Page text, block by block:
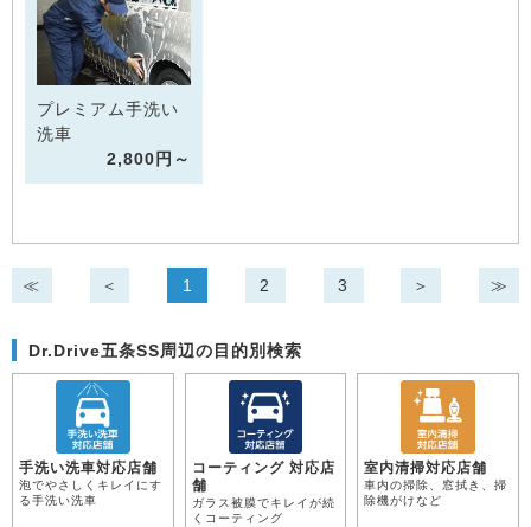
プレミアム手洗い
洗車
2,800円～
≪ ＜ 1 2 3 ＞ ≫
Dr.Drive五条SS周辺の目的別検索
手洗い洗車対応店舗
泡でやさしくキレイにす
る手洗い洗車
コーティング 対応店
舗
ガラス被膜でキレイが続
くコーティング
室内清掃対応店舗
車内の掃除、窓拭き、掃
除機がけなど